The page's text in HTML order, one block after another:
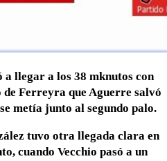
llegar a los 38 mknutos con
Ferreyra que Aguerre salvó
metía junto al segundo palo.
tuvo otra llegada clara en
cuando Vecchio pasó a un